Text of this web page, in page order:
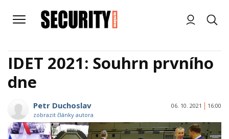
IDET 2021: Souhrn prvního
dne
Petr Duchoslav
zobrazit články autora
06. 10. 2021 16:00